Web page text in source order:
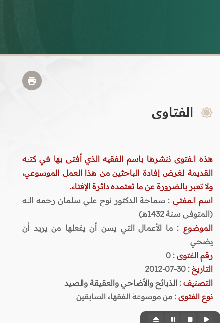
الفتاوى
هذه الفتوى ننشرها باسم الفقيه الذي أفتى بها في كتبه
القديمة لغرض إفادة الباحثين من هذا العمل الموسوعي،
ولا تعبر بالضرورة عن ما تعتمده دائرة الإفتاء.
اسم المفتي : سماحة الدكتور نوح علي سلمان رحمه الله
(المتوفى سنة 1432هـ)
الموضوع : ما الأعمال التي يسن أن يفعلها من يريد أن
يضحي
رقم الفتوى :
0
التاريخ : 30-07-2012
التصنيف : الذبائح والأضاحي والعقيقة والصيد
نوع الفتوى : من موسوعة الفقهاء السابقين